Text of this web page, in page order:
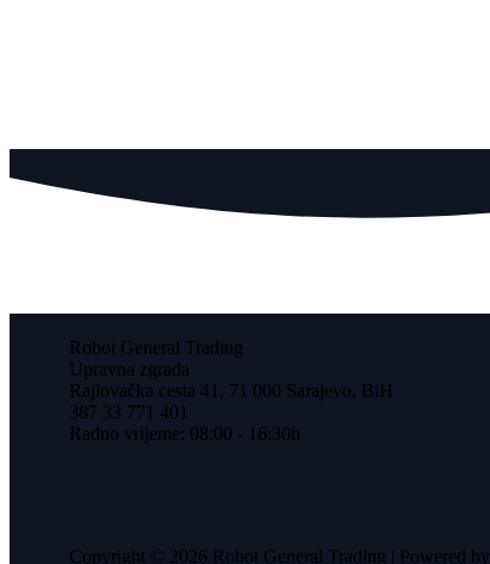
Robot General Trading
Upravna zgrada
Rajlovačka cesta 41, 71 000 Sarajevo, BiH
387 33 771 401
Radno vrijeme: 08:00 - 16:30h
Copyright © 2026 Robot General Trading | Powered by